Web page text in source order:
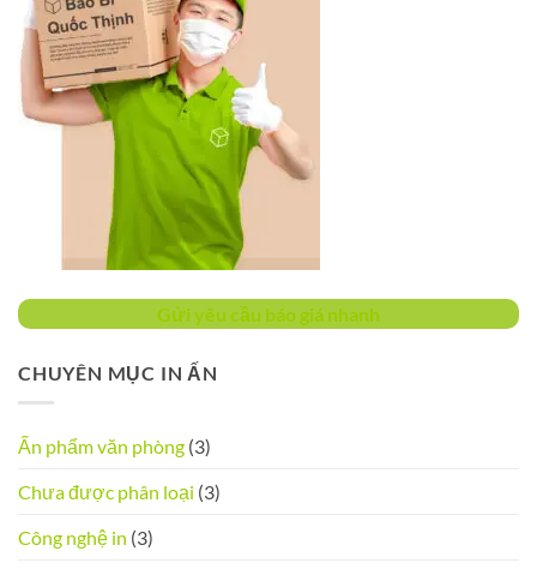
Gửi yêu cầu báo giá nhanh
CHUYÊN MỤC IN ẤN
Ấn phẩm văn phòng (3)
Chưa được phân loại (3)
Công nghệ in (3)